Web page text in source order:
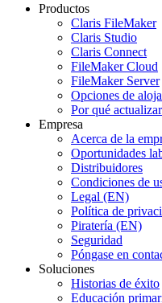
Productos
Claris FileMaker
Claris Studio
Claris Connect
FileMaker Cloud
FileMaker Server
Opciones de
Por qué actualizar
Empresa
Acerca de la
Oportunidades
Distribuidores
Condiciones de
Legal (EN)
Política de
Piratería (EN)
Seguridad
Póngase en
Soluciones
Historias de éxito
Educación